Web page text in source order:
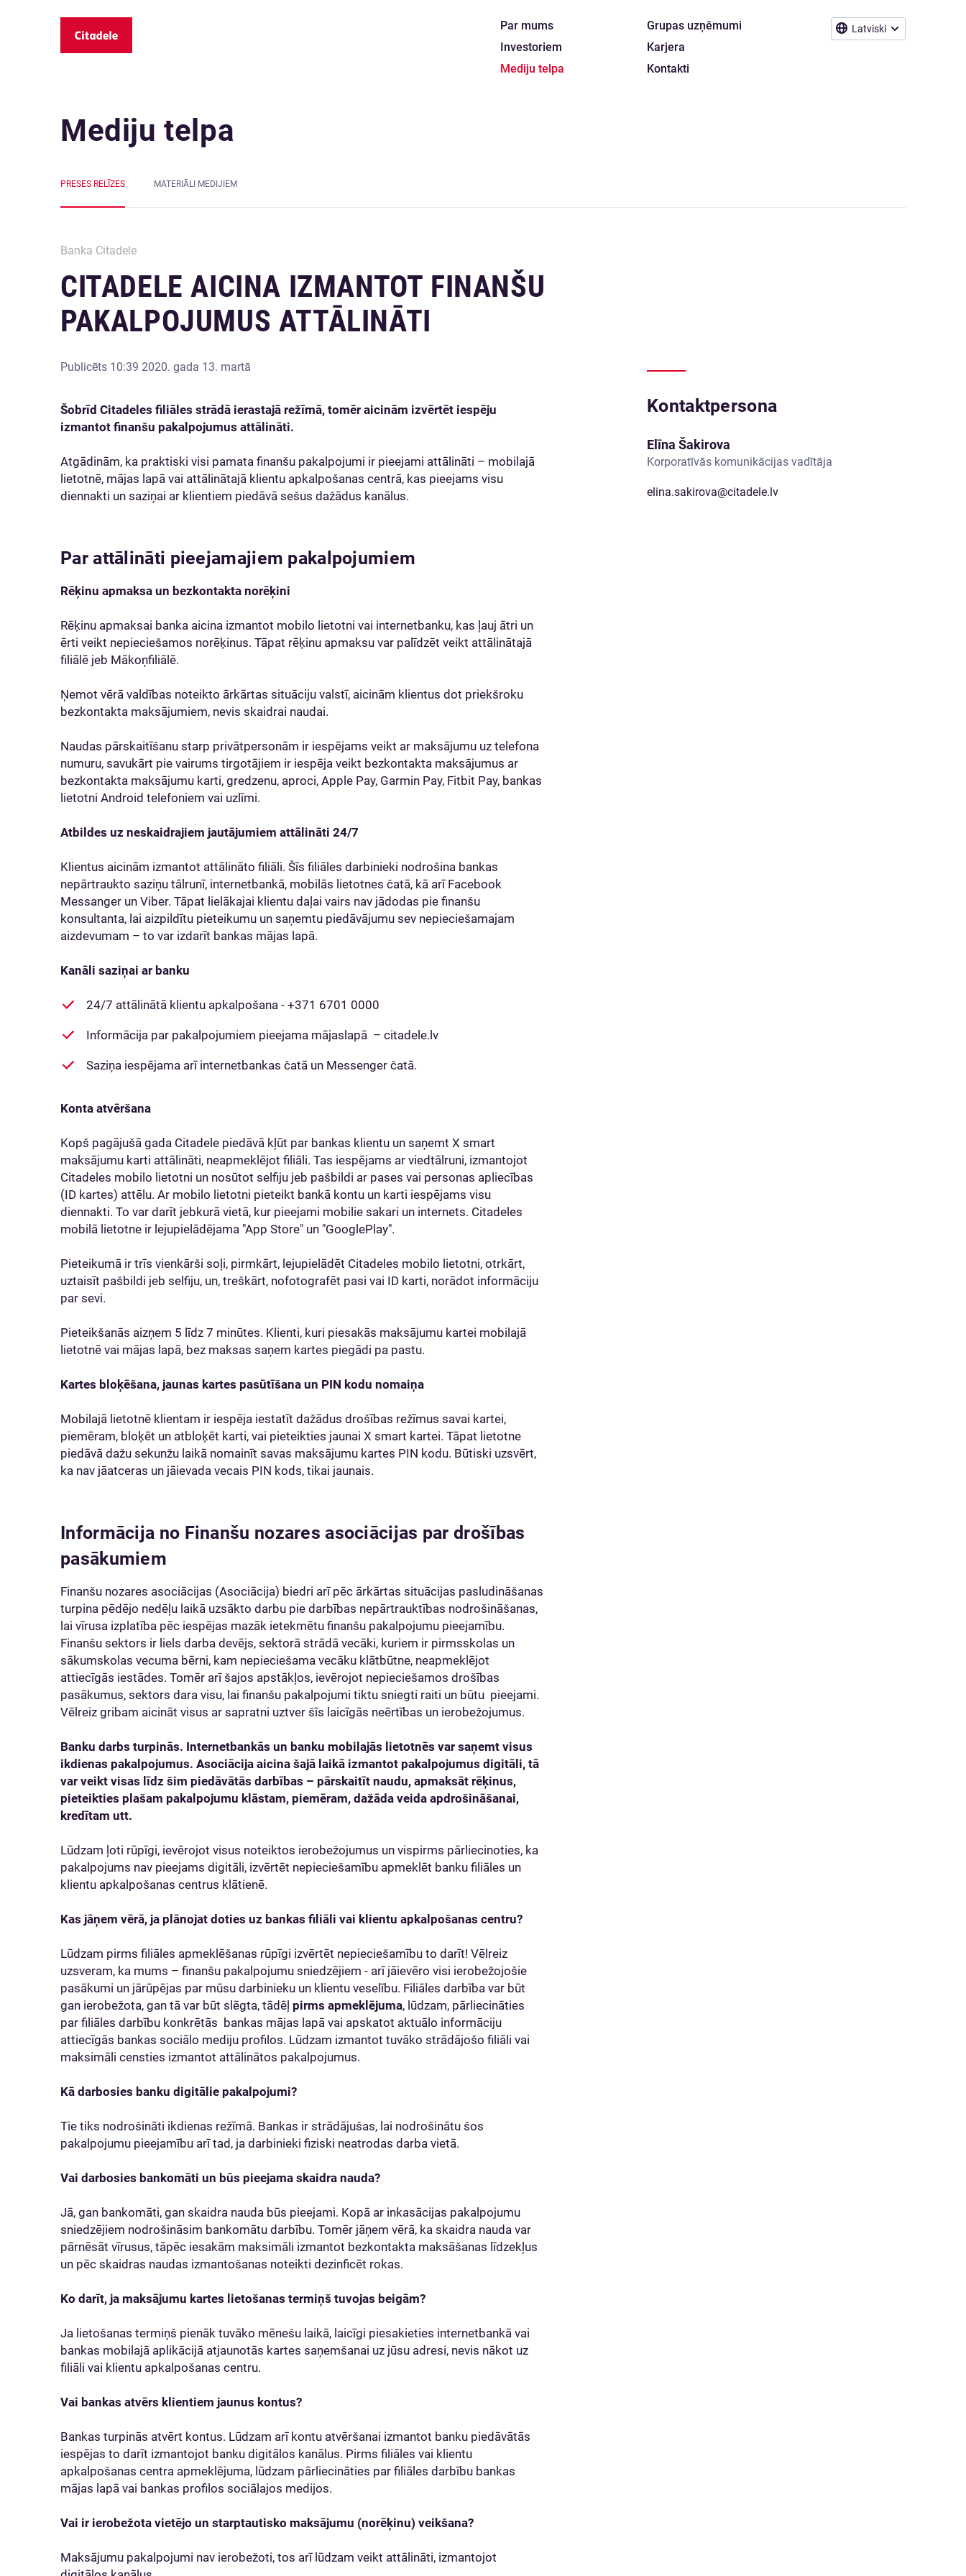
Latviski
Par mums
Investoriem
Mediju telpa
Grupas uzņēmumi
Karjera
Kontakti
Mediju telpa
PRESES RELĪZES MATERIĀLI MEDIJIEM
Banka Citadele
CITADELE AICINA IZMANTOT FINANŠU
PAKALPOJUMUS ATTĀLINĀTI
Publicēts 10:39 2020. gada 13. martā
Šobrīd Citadeles filiāles strādā ierastajā režīmā, tomēr aicinām izvērtēt iespēju
izmantot finanšu pakalpojumus attālināti.
Atgādinām, ka praktiski visi pamata finanšu pakalpojumi ir pieejami attālināti – mobilajā
lietotnē, mājas lapā vai attālinātajā klientu apkalpošanas centrā, kas pieejams visu
diennakti un saziņai ar klientiem piedāvā sešus dažādus kanālus.
Par attālināti pieejamajiem pakalpojumiem
Rēķinu apmaksa un bezkontakta norēķini
Rēķinu apmaksai banka aicina izmantot mobilo lietotni vai internetbanku, kas ļauj ātri un
ērti veikt nepieciešamos norēķinus. Tāpat rēķinu apmaksu var palīdzēt veikt attālinātajā
filiālē jeb Mākoņfiliālē.
Ņemot vērā valdības noteikto ārkārtas situāciju valstī, aicinām klientus dot priekšroku
bezkontakta maksājumiem, nevis skaidrai naudai.
Naudas pārskaitīšanu starp privātpersonām ir iespējams veikt ar maksājumu uz telefona
numuru, savukārt pie vairums tirgotājiem ir iespēja veikt bezkontakta maksājumus ar
bezkontakta maksājumu karti, gredzenu, aproci, Apple Pay, Garmin Pay, Fitbit Pay, bankas
lietotni Android telefoniem vai uzlīmi.
Atbildes uz neskaidrajiem jautājumiem attālināti 24/7
Klientus aicinām izmantot attālināto filiāli. Šīs filiāles darbinieki nodrošina bankas
nepārtraukto saziņu tālrunī, internetbankā, mobilās lietotnes čatā, kā arī Facebook
Messanger un Viber. Tāpat lielākajai klientu daļai vairs nav jādodas pie finanšu
konsultanta, lai aizpildītu pieteikumu un saņemtu piedāvājumu sev nepieciešamajam
aizdevumam – to var izdarīt bankas mājas lapā.
Kanāli saziņai ar banku
24/7 attālinātā klientu apkalpošana - +371 6701 0000
Informācija par pakalpojumiem pieejama mājaslapā – citadele.lv
Saziņa iespējama arī internetbankas čatā un Messenger čatā.
Konta atvēršana
Kopš pagājušā gada Citadele piedāvā kļūt par bankas klientu un saņemt X smart
maksājumu karti attālināti, neapmeklējot filiāli. Tas iespējams ar viedtālruni, izmantojot
Citadeles mobilo lietotni un nosūtot selfiju jeb pašbildi ar pases vai personas apliecības
(ID kartes) attēlu. Ar mobilo lietotni pieteikt bankā kontu un karti iespējams visu
diennakti. To var darīt jebkurā vietā, kur pieejami mobilie sakari un internets. Citadeles
mobilā lietotne ir lejupielādējama "App Store" un "GooglePlay".
Pieteikumā ir trīs vienkārši soļi, pirmkārt, lejupielādēt Citadeles mobilo lietotni, otrkārt,
uztaisīt pašbildi jeb selfiju, un, treškārt, nofotografēt pasi vai ID karti, norādot informāciju
par sevi.
Pieteikšanās aizņem 5 līdz 7 minūtes. Klienti, kuri piesakās maksājumu kartei mobilajā
lietotnē vai mājas lapā, bez maksas saņem kartes piegādi pa pastu.
Kartes bloķēšana, jaunas kartes pasūtīšana un PIN kodu nomaiņa
Mobilajā lietotnē klientam ir iespēja iestatīt dažādus drošības režīmus savai kartei,
piemēram, bloķēt un atbloķēt karti, vai pieteikties jaunai X smart kartei. Tāpat lietotne
piedāvā dažu sekunžu laikā nomainīt savas maksājumu kartes PIN kodu. Būtiski uzsvērt,
ka nav jāatceras un jāievada vecais PIN kods, tikai jaunais.
Informācija no Finanšu nozares asociācijas par drošības
pasākumiem
Finanšu nozares asociācijas (Asociācija) biedri arī pēc ārkārtas situācijas pasludināšanas
turpina pēdējo nedēļu laikā uzsākto darbu pie darbības nepārtrauktības nodrošināšanas,
lai vīrusa izplatība pēc iespējas mazāk ietekmētu finanšu pakalpojumu pieejamību.
Finanšu sektors ir liels darba devējs, sektorā strādā vecāki, kuriem ir pirmsskolas un
sākumskolas vecuma bērni, kam nepieciešama vecāku klātbūtne, neapmeklējot
attiecīgās iestādes. Tomēr arī šajos apstākļos, ievērojot nepieciešamos drošības
pasākumus, sektors dara visu, lai finanšu pakalpojumi tiktu sniegti raiti un būtu pieejami.
Vēlreiz gribam aicināt visus ar sapratni uztver šīs laicīgās neērtības un ierobežojumus.
Banku darbs turpinās. Internetbankās un banku mobilajās lietotnēs var saņemt visus
ikdienas pakalpojumus. Asociācija aicina šajā laikā izmantot pakalpojumus digitāli, tā
var veikt visas līdz šim piedāvātās darbības – pārskaitīt naudu, apmaksāt rēķinus,
pieteikties plašam pakalpojumu klāstam, piemēram, dažāda veida apdrošināšanai,
kredītam utt.
Lūdzam ļoti rūpīgi, ievērojot visus noteiktos ierobežojumus un vispirms pārliecinoties, ka
pakalpojums nav pieejams digitāli, izvērtēt nepieciešamību apmeklēt banku filiāles un
klientu apkalpošanas centrus klātienē.
Kas jāņem vērā, ja plānojat doties uz bankas filiāli vai klientu apkalpošanas centru?
Lūdzam pirms filiāles apmeklēšanas rūpīgi izvērtēt nepieciešamību to darīt! Vēlreiz
uzsveram, ka mums – finanšu pakalpojumu sniedzējiem - arī jāievēro visi ierobežojošie
pasākumi un jārūpējas par mūsu darbinieku un klientu veselību. Filiāles darbība var būt
gan ierobežota, gan tā var būt slēgta, tādēļ pirms apmeklējuma, lūdzam, pārliecināties
par filiāles darbību konkrētās bankas mājas lapā vai apskatot aktuālo informāciju
attiecīgās bankas sociālo mediju profilos. Lūdzam izmantot tuvāko strādājošo filiāli vai
maksimāli censties izmantot attālinātos pakalpojumus.
Kā darbosies banku digitālie pakalpojumi?
Tie tiks nodrošināti ikdienas režīmā. Bankas ir strādājušas, lai nodrošinātu šos
pakalpojumu pieejamību arī tad, ja darbinieki fiziski neatrodas darba vietā.
Vai darbosies bankomāti un būs pieejama skaidra nauda?
Jā, gan bankomāti, gan skaidra nauda būs pieejami. Kopā ar inkasācijas pakalpojumu
sniedzējiem nodrošināsim bankomātu darbību. Tomēr jāņem vērā, ka skaidra nauda var
pārnēsāt vīrusus, tāpēc iesakām maksimāli izmantot bezkontakta maksāšanas līdzekļus
un pēc skaidras naudas izmantošanas noteikti dezinficēt rokas.
Ko darīt, ja maksājumu kartes lietošanas termiņš tuvojas beigām?
Ja lietošanas termiņš pienāk tuvāko mēnešu laikā, laicīgi piesakieties internetbankā vai
bankas mobilajā aplikācijā atjaunotās kartes saņemšanai uz jūsu adresi, nevis nākot uz
filiāli vai klientu apkalpošanas centru.
Vai bankas atvērs klientiem jaunus kontus?
Bankas turpinās atvērt kontus. Lūdzam arī kontu atvēršanai izmantot banku piedāvātās
iespējas to darīt izmantojot banku digitālos kanālus. Pirms filiāles vai klientu
apkalpošanas centra apmeklējuma, lūdzam pārliecināties par filiāles darbību bankas
mājas lapā vai bankas profilos sociālajos medijos.
Vai ir ierobežota vietējo un starptautisko maksājumu (norēķinu) veikšana?
Maksājumu pakalpojumi nav ierobežoti, tos arī lūdzam veikt attālināti, izmantojot
Kontaktpersona
Elīna Šakirova
Korporatīvās komunikācijas vadītāja
elina.sakirova@citadele.lv